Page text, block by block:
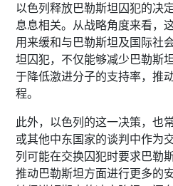
以色列释放巴勒斯坦囚犯的决
息息相关。从战略角度来看，
用来缓和与巴勒斯坦及国际社
坦囚犯，不仅能够减少巴勒斯
于降低激进分子的支持率，推
程。
此外，以色列的这一决策，也
或其他中东国家的谈判中作为
列可能在交换囚犯时要求巴勒
推动巴勒斯坦方面进行更多的